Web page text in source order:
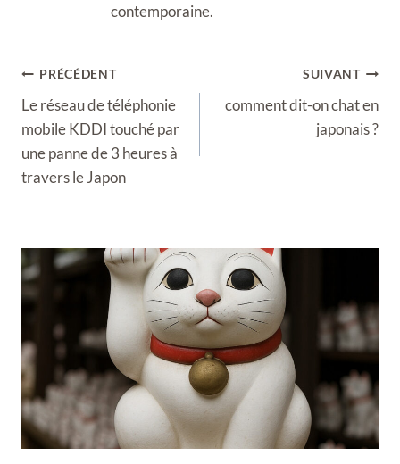
contemporaine.
Navigation
de
l’article
PRÉCÉDENT
Le réseau de téléphonie
mobile KDDI touché par
une panne de 3 heures à
travers le Japon
SUIVANT
comment dit-on chat en
japonais ?